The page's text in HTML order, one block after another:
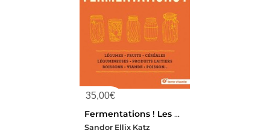
35,00€
Fermentations ! Les Microbes Nous Veulent Du Bien
Sandor Ellix Katz